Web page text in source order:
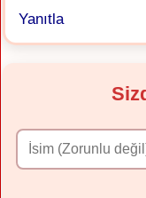
Yanıtla